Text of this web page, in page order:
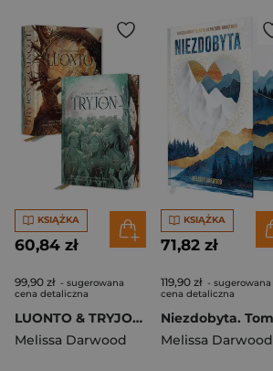
KSIĄŻKA
60,84 zł
99,90 zł - sugerowana
cena detaliczna
LUONTO & TRYJON. Wydanie specjalne (ilustrowane brzegi)
Melissa Darwood
KSIĄŻKA
71,82 zł
119,90 zł - sugerowana
cena detaliczna
Melissa Darwood